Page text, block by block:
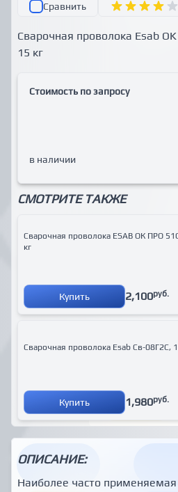
Сравнить
Сварочная проволока Esab
15 кг
Стоимость по запросу
в наличии
СМОТРИТЕ ТАКЖЕ
Сварочная проволока ESAB ОК ПРО
кг
Купить 2,100руб.
Сварочная проволока Esab Св-08Г2С,
Купить 1,980руб.
ОПИСАНИЕ:
Наиболее часто